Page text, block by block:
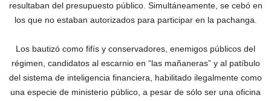
resultaban del presupuesto público. Simultáneamente, se cebó en
los que no estaban autorizados para participar en la pachanga.
Los bautizó como fifís y conservadores, enemigos públicos del
régimen, candidatos al escarnio en “las mañaneras” y al patíbulo
del sistema de inteligencia financiera, habilitado ilegalmente como
una especie de ministerio público, a pesar de sólo ser una oficina